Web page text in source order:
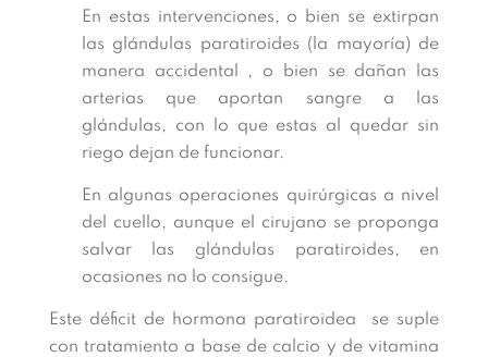
En estas intervenciones, o bien se extirpan
las glándulas paratiroides (la mayoría) de
manera accidental , o bien se dañan las
arterias que aportan sangre a las
glándulas, con lo que estas al quedar sin
riego dejan de funcionar.
En algunas operaciones quirúrgicas a nivel
del cuello, aunque el cirujano se proponga
salvar las glándulas paratiroides, en
ocasiones no lo consigue.
Este déficit de hormona paratiroidea se suple
con tratamiento a base de calcio y de vitamina